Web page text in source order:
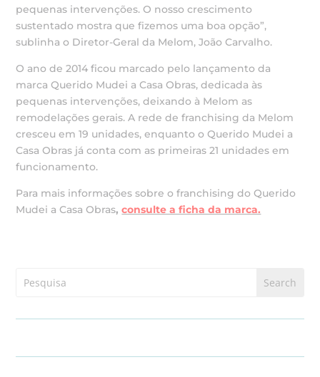
pequenas intervenções. O nosso crescimento
sustentado mostra que fizemos uma boa opção”,
sublinha o Diretor-Geral da Melom, João Carvalho.
O ano de 2014 ficou marcado pelo lançamento da
marca Querido Mudei a Casa Obras, dedicada às
pequenas intervenções, deixando à Melom as
remodelações gerais. A rede de franchising da Melom
cresceu em 19 unidades, enquanto o Querido Mudei a
Casa Obras já conta com as primeiras 21 unidades em
funcionamento.
Para mais informações sobre o franchising do Querido
Mudei a Casa Obras,consulte a ficha da marca.